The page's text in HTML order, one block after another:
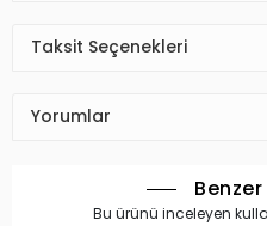
Taksit Seçenekleri
Yorumlar
Bu ürünü inceleyen